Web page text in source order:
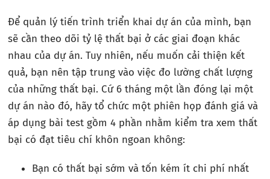
Để quản lý tiến trình triển khai dự án của mình, bạn
sẽ cần theo dõi tỷ lệ thất bại ở các giai đoạn khác
nhau của dự án. Tuy nhiên, nếu muốn cải thiện kết
quả, bạn nên tập trung vào việc đo lường chất lượng
của những thất bại. Cứ 6 tháng một lần đóng lại một
dự án nào đó, hãy tổ chức một phiên họp đánh giá và
áp dụng bài test gồm 4 phần nhằm kiểm tra xem thất
bại có đạt tiêu chí khôn ngoan không:
Bạn có thất bại sớm và tốn kém ít chi phí nhất